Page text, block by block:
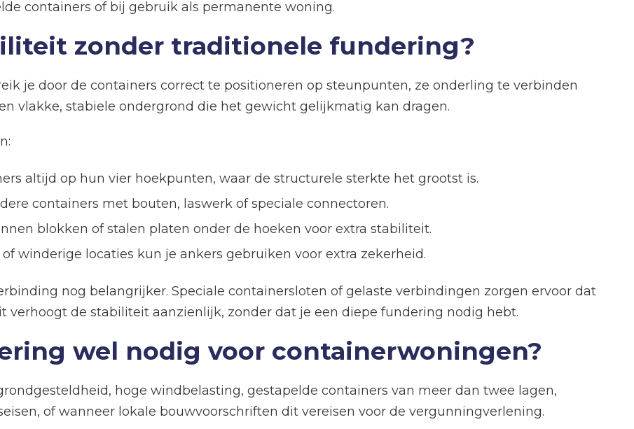
containers of bij gebruik als permanente woning.
zonder traditionele fundering?
je door de containers correct te positioneren op steunpunten, ze onderling te verbinden
vlakke, stabiele ondergrond die het gewicht gelijkmatig kan dragen.
altijd op hun vier hoekpunten, waar de structurele sterkte het grootst is.
containers met bouten, laswerk of speciale connectoren.
blokken of stalen platen onder de hoeken voor extra stabiliteit.
winderige locaties kun je ankers gebruiken voor extra zekerheid.
nog belangrijker. Speciale containersloten of gelaste verbindingen zorgen ervoor dat
verhoogt de stabiliteit aanzienlijk, zonder dat je een diepe fundering nodig hebt.
wel nodig voor containerwoningen?
hoge windbelasting, gestapelde containers van meer dan twee lagen,
of wanneer lokale bouwvoorschriften dit vereisen voor de vergunningverlening.